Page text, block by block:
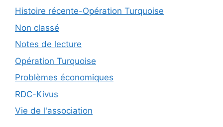
Histoire récente-Opération Turquoise
Non classé
Notes de lecture
Opération Turquoise
Problèmes économiques
RDC-Kivus
Vie de l'association